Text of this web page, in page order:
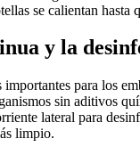
se calientan
y la
para los
sin aditivos
lateral para
limpio.